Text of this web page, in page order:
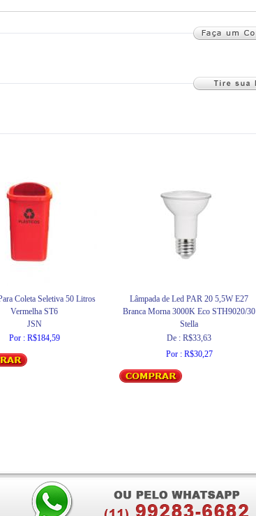
Coleta Seletiva 50 Litros
Vermelha ST6
JSN
Por : R$184,59
Lâmpada de Led PAR 20 5,5W E27
Branca Morna 3000K Eco STH9020/30
Stella
De : R$33,63
Por : R$30,27